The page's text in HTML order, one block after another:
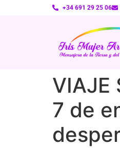
+34 691 29 25 06
VIAJE
7 de